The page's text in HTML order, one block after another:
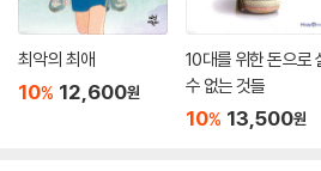
최악의 최애
10% 12,600원
10대를 위한 돈으로
수 없는 것들
10% 13,500원